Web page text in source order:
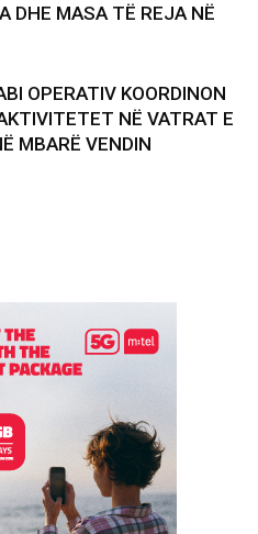
DHE MASA TË REJA NË
OPERATIV KOORDINON
NË VATRAT E
MBARË VENDIN